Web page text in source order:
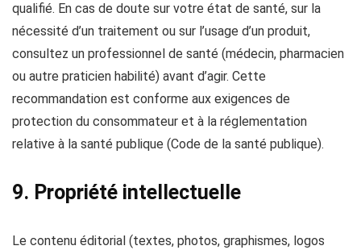
qualifié. En cas de doute sur votre état de santé, sur la
nécessité d’un traitement ou sur l’usage d’un produit,
consultez un professionnel de santé (médecin, pharmacien
ou autre praticien habilité) avant d’agir. Cette
recommandation est conforme aux exigences de
protection du consommateur et à la réglementation
relative à la santé publique (Code de la santé publique).
9. Propriété intellectuelle
Le contenu éditorial (textes, photos, graphismes, logos